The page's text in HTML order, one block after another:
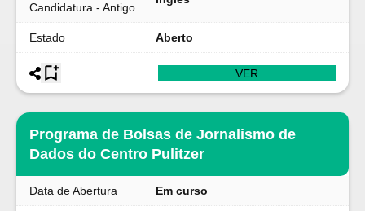
Candidatura - Antigo
Estado Aberto
VER
Programa de Bolsas de Jornalismo de
Dados do Centro Pulitzer
Data de Abertura Em curso